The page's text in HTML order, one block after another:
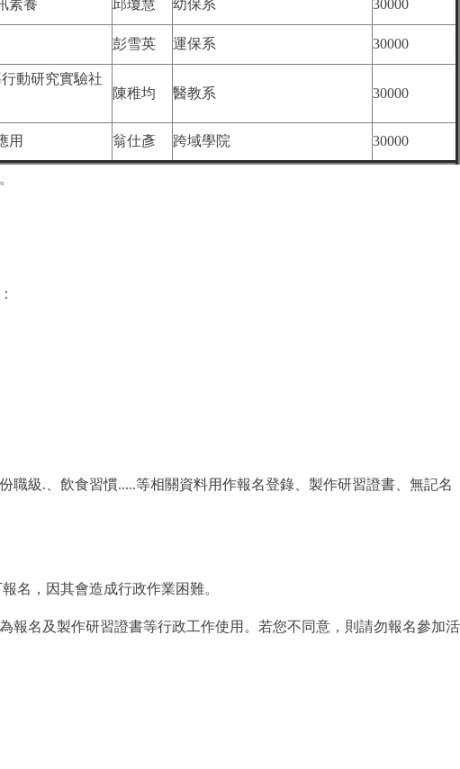
素養 邱瓊慧 幼保系 30000
彭雪英 運保系 30000
動研究實驗社
陳稚均 醫教系 30000
用 翁仕彥 跨域學院 30000
。
級.、飲食習慣.....等相關資料用作報名登錄、製作研習證書、無記名
名，因其會造成行政作業困難。
報名及製作研習證書等行政工作使用。若您不同意，則請勿報名參加活